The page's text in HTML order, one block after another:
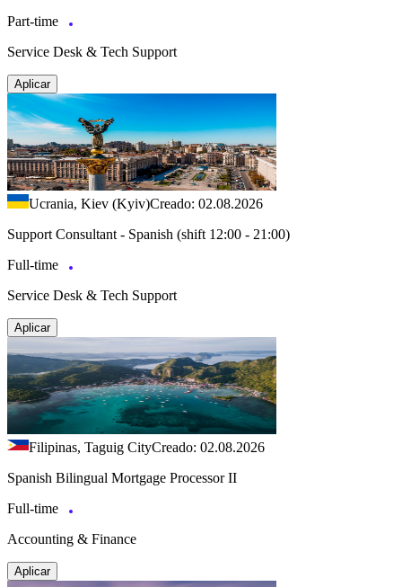
Part-time
Service Desk & Tech Support
Aplicar
Ucrania, Kiev (Kyiv)Creado: 02.08.2026
Support Consultant - Spanish (shift 12:00 - 21:00)
Full-time
Service Desk & Tech Support
Aplicar
Filipinas, Taguig CityCreado: 02.08.2026
Spanish Bilingual Mortgage Processor II
Full-time
Accounting & Finance
Aplicar